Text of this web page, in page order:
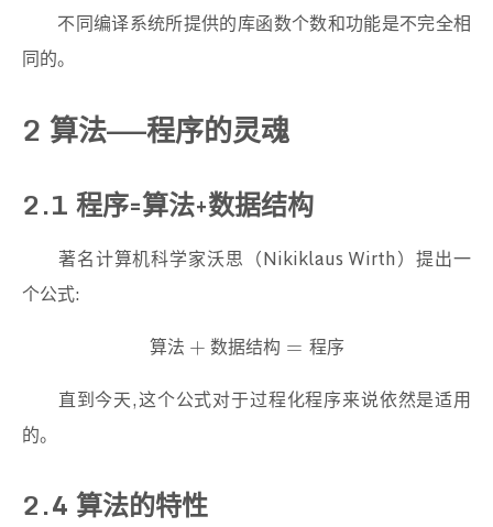
不同编译系统所提供的库函数个数和功能是不完全相
同的。
2 算法——程序的灵魂
2.1 程序=算法+数据结构
著名计算机科学家沃思（Nikiklaus Wirth）提出一
个公式:
算法 + 数据结构 = 程序
算 法+数据结构 =程 序
直到今天,这个公式对于过程化程序来说依然是适用
的。
2.4 算法的特性